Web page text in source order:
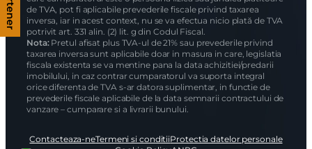
de TVA, pot fi aplicabile prevederile fiscale privind taxarea
inversa, iar in acest context, nu se va efectua nicio plată de TVA
potrivit art. 331 alin. (2) lit. g din Codul Fiscal.
Nota:Pretul afisat plus TVA-ul de 21% sau prevederile privind
taxarea inversa sunt aplicabile doar in masura in care, legislatia
fiscala existenta se va mentine pana la data achizitiei/predarii
imobilului, in caz contrar cumparatorul va suporta integral
orice diferenta de TVA s-ar datora suplimentar, in functie de
prevederile fiscale aplicabile de la data semnarii contractului de
vanzare – cumparare si a livrarii bunului.
Contacteaza-neTermeni si conditiiProtectia datelor personale